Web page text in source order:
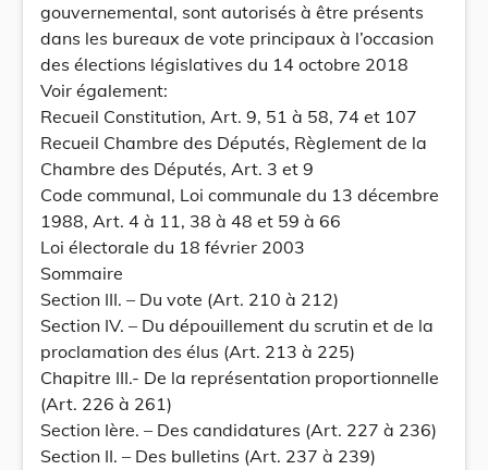
gouvernemental, sont autorisés à être présents
dans les bureaux de vote principaux à l’occasion
des élections législatives du 14 octobre 2018
Voir également:
Recueil Constitution, Art. 9, 51 à 58, 74 et 107
Recueil Chambre des Députés, Règlement de la
Chambre des Députés, Art. 3 et 9
Code communal, Loi communale du 13 décembre
1988, Art. 4 à 11, 38 à 48 et 59 à 66
Loi électorale du 18 février 2003
Sommaire
Section III. – Du vote (Art. 210 à 212)
Section IV. – Du dépouillement du scrutin et de la
proclamation des élus (Art. 213 à 225)
Chapitre III.- De la représentation proportionnelle
(Art. 226 à 261)
Section Ière. – Des candidatures (Art. 227 à 236)
Section II. – Des bulletins (Art. 237 à 239)